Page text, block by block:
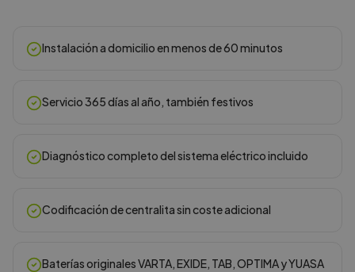
Instalación a domicilio en menos de 60 minutos
Servicio 365 días al año, también festivos
Diagnóstico completo del sistema eléctrico incluido
Codificación de centralita sin coste adicional
Baterías originales VARTA, EXIDE, TAB, OPTIMA y YUASA